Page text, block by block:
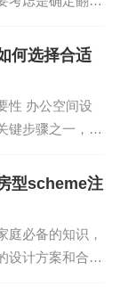
几个阶段：
预算和需求
要了解哪些
您的生活质
材料符合
可用的各种
出合适的设计方
进行局部翻新
何选择合适
性 办公空间设
键步骤之一，它
不仅能提高员工
能帮助企业提
型scheme注
庭必备的知识，
设计方案和合理